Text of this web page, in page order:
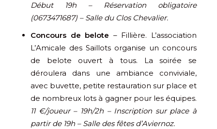
Début 19h – Réservation obligatoire
(0673471687) – Salle du Clos Chevalier.
Concours de belote – Fillière. L’association
L’Amicale des Saillots organise un concours
de belote ouvert à tous. La soirée se
déroulera dans une ambiance conviviale,
avec buvette, petite restauration sur place et
de nombreux lots à gagner pour les équipes.
11 €/joueur – 19h/2h – Inscription sur place à
partir de 19h – Salle des fêtes d’Aviernoz.